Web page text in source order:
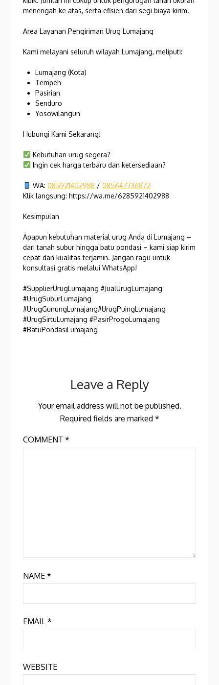
menengah ke atas, serta efisien dari segi biaya kirim.
Area Layanan Pengiriman Urug Lumajang
Kami melayani seluruh wilayah Lumajang, meliputi:
Lumajang (Kota)
Tempeh
Pasirian
Senduro
Yosowilangun
Hubungi Kami Sekarang!
Kebutuhan urug segera?
Ingin cek harga terbaru dan ketersediaan?
WA:085921402988 /085647736872
Klik langsung: https://wa.me/6285921402988
Kesimpulan
Apapun kebutuhan material urug Anda di Lumajang –
dari tanah subur hingga batu pondasi – kami siap kirim
cepat dan kualitas terjamin. Jangan ragu untuk
konsultasi gratis melalui WhatsApp!
#SupplierUrugLumajang #JualUrugLumajang
#UrugSuburLumajang
#UrugGunungLumajang#UrugPuingLumajang
#UrugSirtuLumajang #PasirProgoLumajang
#BatuPondasiLumajang
Leave a Reply
Your email address will not be published.
Required fields are marked *
COMMENT*
NAME*
EMAIL*
WEBSITE